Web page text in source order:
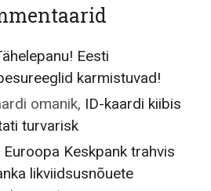
Eesti
karmistuvad!
omanik, ID-kaardi kiibis
turvarisk
Euroopa Keskpank trahvis
likviidsusnõuete